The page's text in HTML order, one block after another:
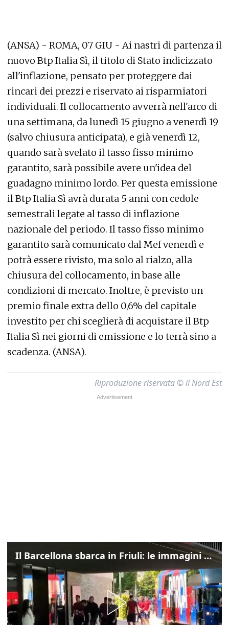
(ANSA) - ROMA, 07 GIU - Ai nastri di partenza il
nuovo Btp Italia Sì, il titolo di Stato indicizzato
all'inflazione, pensato per proteggere dai
rincari dei prezzi e riservato ai risparmiatori
individuali. Il collocamento avverrà nell'arco di
una settimana, da lunedì 15 giugno a venerdì 19
(salvo chiusura anticipata), e già venerdì 12,
quando sarà svelato il tasso fisso minimo
garantito, sarà possibile avere un'idea del
guadagno minimo lordo. Per questa emissione
il Btp Italia Sì avrà durata 5 anni con cedole
semestrali legate al tasso di inflazione
nazionale del periodo. Il tasso fisso minimo
garantito sarà comunicato dal Mef venerdì e
potrà essere rivisto, ma solo al rialzo, alla
chiusura del collocamento, in base alle
condizioni di mercato. Inoltre, è previsto un
premio finale extra dello 0,6% del capitale
investito per chi sceglierà di acquistare il Btp
Italia Sì nei giorni di emissione e lo terrà sino a
scadenza. (ANSA).
Riproduzione riservata © il Nord Est
Il Barcellona sbarca in Friuli: le immagini dell'arrivo in albergo